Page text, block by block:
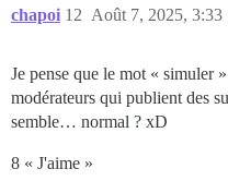
chapoi Août 7, 2025, 3:33
12
Je pense que le mot « simuler
modérateurs qui publient des
semble… normal ? xD
8 « J'aime »